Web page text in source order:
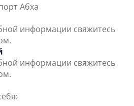
Абха
информации свяжитесь
информации свяжитесь